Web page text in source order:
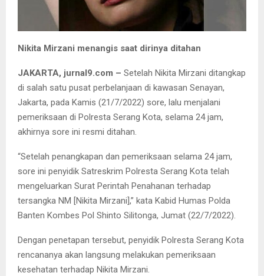
Nikita Mirzani menangis saat dirinya ditahan
JAKARTA, jurnal9.com – Setelah Nikita Mirzani ditangkap
di salah satu pusat perbelanjaan di kawasan Senayan,
Jakarta, pada Kamis (21/7/2022) sore, lalu menjalani
pemeriksaan di Polresta Serang Kota, selama 24 jam,
akhirnya sore ini resmi ditahan.
“Setelah penangkapan dan pemeriksaan selama 24 jam,
sore ini penyidik Satreskrim Polresta Serang Kota telah
mengeluarkan Surat Perintah Penahanan terhadap
tersangka NM [Nikita Mirzani],” kata Kabid Humas Polda
Banten Kombes Pol Shinto Silitonga, Jumat (22/7/2022).
Dengan penetapan tersebut, penyidik Polresta Serang Kota
rencananya akan langsung melakukan pemeriksaan
kesehatan terhadap Nikita Mirzani.